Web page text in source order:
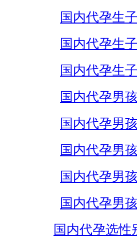
国内代孕生
国内代孕生
国内代孕生
国内代孕男
国内代孕男
国内代孕男
国内代孕男
国内代孕男
国内代孕选性